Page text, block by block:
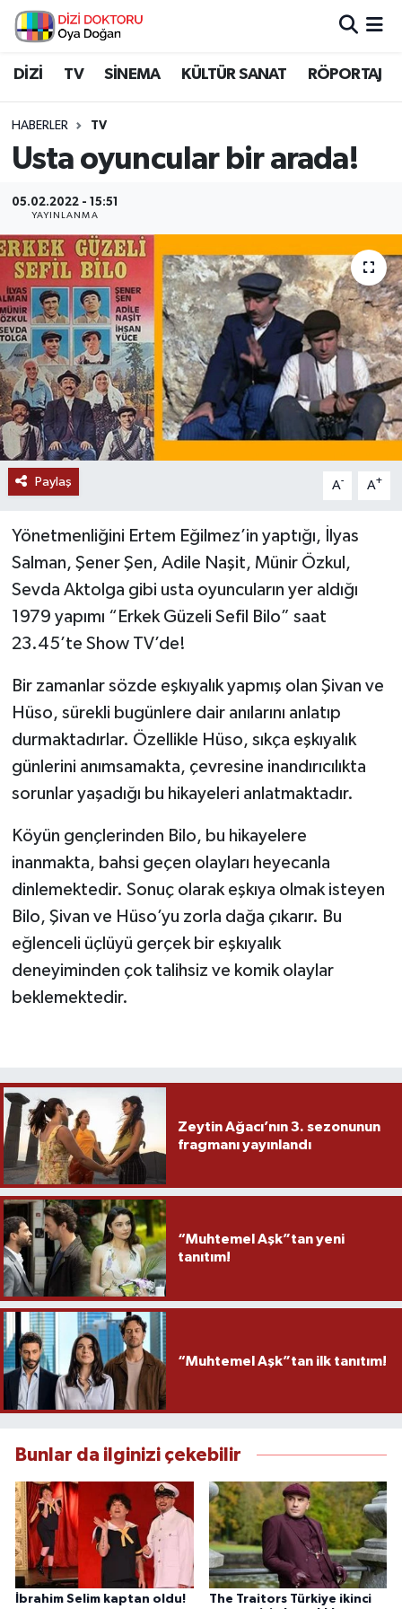
DİZİ TV SİNEMA KÜLTÜR SANAT RÖPORTAJ
HABERLER TV
Usta oyuncular bir arada!
05.02.2022 - 15:51
YAYINLANMA
Paylaş A- A+
Yönetmenliğini Ertem Eğilmez’in yaptığı, İlyas
Salman, Şener Şen, Adile Naşit, Münir Özkul,
Sevda Aktolga gibi usta oyuncuların yer aldığı
1979 yapımı “Erkek Güzeli Sefil Bilo” saat
23.45’te Show TV’de!
Bir zamanlar sözde eşkıyalık yapmış olan Şivan ve
Hüso, sürekli bugünlere dair anılarını anlatıp
durmaktadırlar. Özellikle Hüso, sıkça eşkıyalık
günlerini anımsamakta, çevresine inandırıcılıkta
sorunlar yaşadığı bu hikayeleri anlatmaktadır.
Köyün gençlerinden Bilo, bu hikayelere
inanmakta, bahsi geçen olayları heyecanla
dinlemektedir. Sonuç olarak eşkıya olmak isteyen
Bilo, Şivan ve Hüso’yu zorla dağa çıkarır. Bu
eğlenceli üçlüyü gerçek bir eşkıyalık
deneyiminden çok talihsiz ve komik olaylar
beklemektedir.
Zeytin Ağacı’nın 3. sezonunun
fragmanı yayınlandı
“Muhtemel Aşk”tan yeni
tanıtım!
“Muhtemel Aşk”tan ilk tanıtım!
Bunlar da ilginizi çekebilir
İbrahim Selim kaptan oldu!
The Traitors Türkiye ikinci
İstanbul Nöbetçi Eczaneler
İstanbul Namaz Vakitleri
İstanbul Trafik Yoğunluk Haritası
Süper Lig Puan Durumu ve Fikstür
Tüm Manşetler
Son Dakika Haberleri
Haber Arşivi